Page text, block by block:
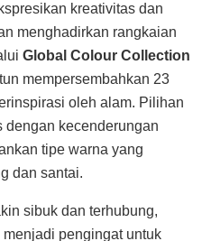
kreativitas dan
menghadirkan rangkaian
Global Colour Collection
mempersembahkan 23
oleh alam. Pilihan
dengan kecenderungan
tipe warna yang
dan santai.
sibuk dan terhubung,
pengingat untuk